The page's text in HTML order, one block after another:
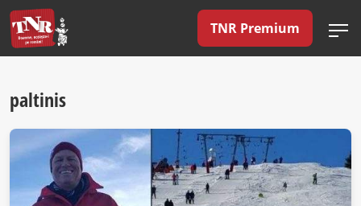
TNR Premium
paltinis